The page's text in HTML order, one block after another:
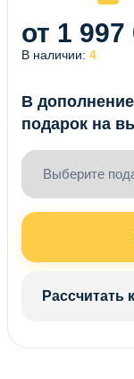
от 1 997
В наличии: 4
В
подарок на
Выберите
Рассчитать